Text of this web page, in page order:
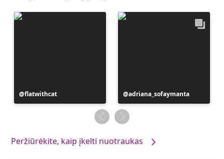
Įrašą
paskelbė
flatwithcat
Įrašą
paskelbė
adriana_sofaymanta
Peržiūrėkite, kaip įkelti nuotraukas